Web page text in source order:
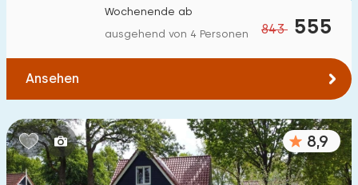
843 555
Wochenende ab
ausgehend von 4 Personen
Ansehen
8,9